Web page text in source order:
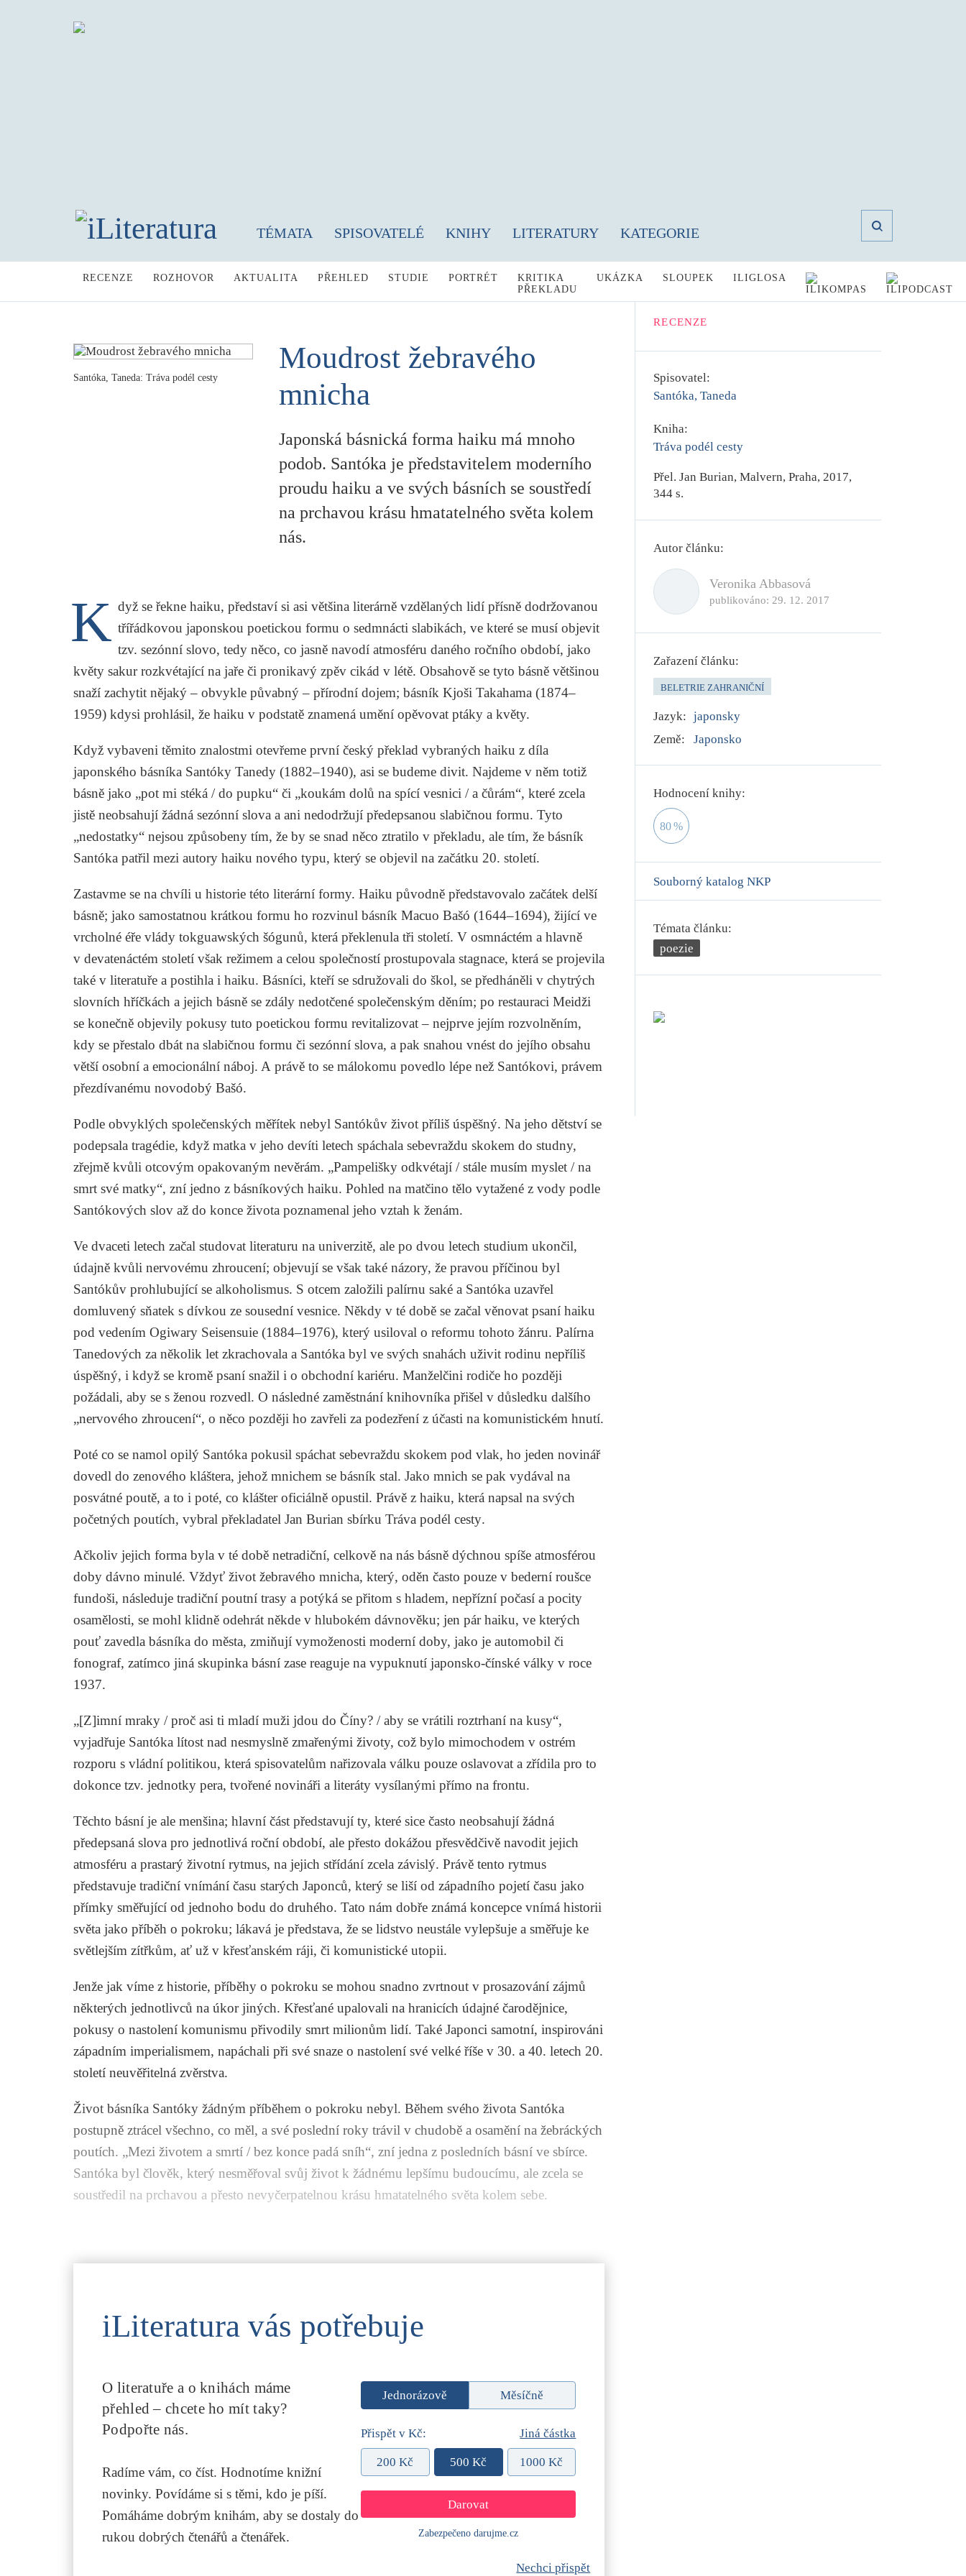
TÉMATA SPISOVATELÉ KNIHY LITERATURY KATEGORIE
RECENZE ROZHOVOR AKTUALITA PŘEHLED STUDIE PORTRÉT
KRITIKA
PŘEKLADU
UKÁZKA SLOUPEK ILIGLOSA
Santóka, Taneda: Tráva podél cesty
Moudrost žebravého
mnicha
Japonská básnická forma haiku má mnoho
podob. Santóka je představitelem moderního
proudu haiku a ve svých básních se soustředí
na prchavou krásu hmatatelného světa kolem
nás.
K dyž se řekne haiku, představí si asi většina literárně vzdělaných lidí přísně dodržovanou
třířádkovou japonskou poetickou formu o sedmnácti slabikách, ve které se musí objevit
tzv. sezónní slovo, tedy něco, co jasně navodí atmosféru daného ročního období, jako
květy sakur rozkvétající na jaře či pronikavý zpěv cikád v létě. Obsahově se tyto básně většinou
snaží zachytit nějaký – obvykle půvabný – přírodní dojem; básník Kjoši Takahama (1874–
1959) kdysi prohlásil, že haiku v podstatě znamená umění opěvovat ptáky a květy.
Když vybaveni těmito znalostmi otevřeme první český překlad vybraných haiku z díla
japonského básníka Santóky Tanedy (1882–1940), asi se budeme divit. Najdeme v něm totiž
básně jako „pot mi stéká / do pupku“ či „koukám dolů na spící vesnici / a čůrám“, které zcela
jistě neobsahují žádná sezónní slova a ani nedodržují předepsanou slabičnou formu. Tyto
„nedostatky“ nejsou způsobeny tím, že by se snad něco ztratilo v překladu, ale tím, že básník
Santóka patřil mezi autory haiku nového typu, který se objevil na začátku 20. století.
Zastavme se na chvíli u historie této literární formy. Haiku původně představovalo začátek delší
básně; jako samostatnou krátkou formu ho rozvinul básník Macuo Bašó (1644–1694), žijící ve
vrcholné éře vlády tokguawských šógunů, která překlenula tři století. V osmnáctém a hlavně
v devatenáctém století však režimem a celou společností prostupovala stagnace, která se projevila
také v literatuře a postihla i haiku. Básníci, kteří se sdružovali do škol, se předháněli v chytrých
slovních hříčkách a jejich básně se zdály nedotčené společenským děním; po restauraci Meidži
se konečně objevily pokusy tuto poetickou formu revitalizovat – nejprve jejím rozvolněním,
kdy se přestalo dbát na slabičnou formu či sezónní slova, a pak snahou vnést do jejího obsahu
větší osobní a emocionální náboj. A právě to se málokomu povedlo lépe než Santókovi, právem
přezdívanému novodobý Bašó.
Podle obvyklých společenských měřítek nebyl Santókův život příliš úspěšný. Na jeho dětství se
podepsala tragédie, když matka v jeho devíti letech spáchala sebevraždu skokem do studny,
zřejmě kvůli otcovým opakovaným nevěrám. „Pampelišky odkvétají / stále musím myslet / na
smrt své matky“, zní jedno z básníkových haiku. Pohled na matčino tělo vytažené z vody podle
Santókových slov až do konce života poznamenal jeho vztah k ženám.
Ve dvaceti letech začal studovat literaturu na univerzitě, ale po dvou letech studium ukončil,
údajně kvůli nervovému zhroucení; objevují se však také názory, že pravou příčinou byl
Santókův prohlubující se alkoholismus. S otcem založili palírnu saké a Santóka uzavřel
domluvený sňatek s dívkou ze sousední vesnice. Někdy v té době se začal věnovat psaní haiku
pod vedením Ogiwary Seisensuie (1884–1976), který usiloval o reformu tohoto žánru. Palírna
Tanedových za několik let zkrachovala a Santóka byl ve svých snahách uživit rodinu nepříliš
úspěšný, i když se kromě psaní snažil i o obchodní kariéru. Manželčini rodiče ho později
požádali, aby se s ženou rozvedl. O následné zaměstnání knihovníka přišel v důsledku dalšího
„nervového zhroucení“, o něco později ho zavřeli za podezření z účasti na komunistickém hnutí.
Poté co se namol opilý Santóka pokusil spáchat sebevraždu skokem pod vlak, ho jeden novinář
dovedl do zenového kláštera, jehož mnichem se básník stal. Jako mnich se pak vydával na
posvátné poutě, a to i poté, co klášter oficiálně opustil. Právě z haiku, která napsal na svých
početných poutích, vybral překladatel Jan Burian sbírku Tráva podél cesty.
Ačkoliv jejich forma byla v té době netradiční, celkově na nás básně dýchnou spíše atmosférou
doby dávno minulé. Vždyť život žebravého mnicha, který, oděn často pouze v bederní roušce
fundoši, následuje tradiční poutní trasy a potýká se přitom s hladem, nepřízní počasí a pocity
osamělosti, se mohl klidně odehrát někde v hlubokém dávnověku; jen pár haiku, ve kterých
pouť zavedla básníka do města, zmiňují vymoženosti moderní doby, jako je automobil či
fonograf, zatímco jiná skupinka básní zase reaguje na vypuknutí japonsko-čínské války v roce
1937.
„[Z]imní mraky / proč asi ti mladí muži jdou do Číny? / aby se vrátili roztrhaní na kusy“,
vyjadřuje Santóka lítost nad nesmyslně zmařenými životy, což bylo mimochodem v ostrém
rozporu s vládní politikou, která spisovatelům nařizovala válku pouze oslavovat a zřídila pro to
dokonce tzv. jednotky pera, tvořené novináři a literáty vysílanými přímo na frontu.
Těchto básní je ale menšina; hlavní část představují ty, které sice často neobsahují žádná
předepsaná slova pro jednotlivá roční období, ale přesto dokážou přesvědčivě navodit jejich
atmosféru a prastarý životní rytmus, na jejich střídání zcela závislý. Právě tento rytmus
představuje tradiční vnímání času starých Japonců, který se liší od západního pojetí času jako
přímky směřující od jednoho bodu do druhého. Tato nám dobře známá koncepce vnímá historii
světa jako příběh o pokroku; lákavá je představa, že se lidstvo neustále vylepšuje a směřuje ke
světlejším zítřkům, ať už v křesťanském ráji, či komunistické utopii.
Jenže jak víme z historie, příběhy o pokroku se mohou snadno zvrtnout v prosazování zájmů
některých jednotlivců na úkor jiných. Křesťané upalovali na hranicích údajné čarodějnice,
pokusy o nastolení komunismu přivodily smrt milionům lidí. Také Japonci samotní, inspirováni
západním imperialismem, napáchali při své snaze o nastolení své velké říše v 30. a 40. letech 20.
století neuvěřitelná zvěrstva.
Život básníka Santóky žádným příběhem o pokroku nebyl. Během svého života Santóka
postupně ztrácel všechno, co měl, a své poslední roky trávil v chudobě a osamění na žebráckých
poutích. „Mezi životem a smrtí / bez konce padá sníh“, zní jedna z posledních básní ve sbírce.
Santóka byl člověk, který nesměřoval svůj život k žádnému lepšímu budoucímu, ale zcela se
soustředil na prchavou a přesto nevyčerpatelnou krásu hmatatelného světa kolem sebe.
iLiteratura vás potřebuje
O literatuře a o knihách máme
přehled – chcete ho mít taky?
Podpořte nás.
Radíme vám, co číst. Hodnotíme knižní
novinky. Povídáme si s těmi, kdo je píší.
Pomáháme dobrým knihám, aby se dostaly do
rukou dobrých čtenářů a čtenářek.
Jednorázově Měsíčně
Přispět v Kč: Jiná částka
200 Kč 500 Kč 1000 Kč
Zabezpečeno darujme.cz
Nechci přispět
RECENZE
Spisovatel:
Santóka, Taneda
Kniha:
Tráva podél cesty
Přel.Jan Burian, Malvern, Praha, 2017,
344 s.
Autor článku:
Veronika Abbasová
publikováno: 29. 12. 2017
Zařazení článku:
BELETRIE ZAHRANIČNÍ
Jazyk: japonsky
Země:
Japonsko
Hodnocení knihy:
80 %
Souborný katalog NKP
Témata článku:
poezie